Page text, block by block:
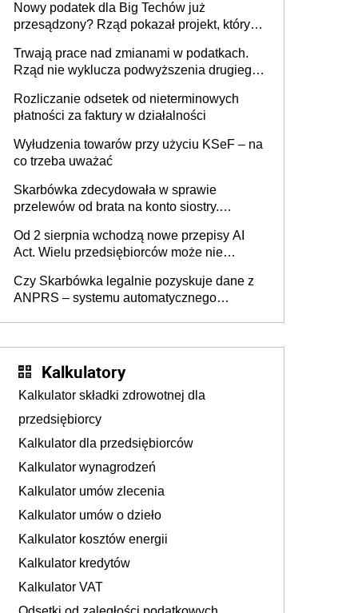
Nowy podatek dla Big Techów już
przesądzony? Rząd pokazał projekt, który
Trwają prace nad zmianami w podatkach.
Rząd nie wyklucza podwyższenia drugiego
Rozliczanie odsetek od nieterminowych
płatności za faktury w działalności
Wyłudzenia towarów przy użyciu KSeF – na
co trzeba uważać
Skarbówka zdecydowała w sprawie
przelewów od brata na konto siostry.
darowizna, ale podatku jednak nie będzie
Od 2 sierpnia wchodzą nowe przepisy AI
Act. Wielu przedsiębiorców może nie
Czy Skarbówka legalnie pozyskuje dane z
ANPRS – systemu automatycznego
Kalkulatory
Kalkulator składki zdrowotnej dla
przedsiębiorcy
Kalkulator dla przedsiębiorców
Kalkulator wynagrodzeń
Kalkulator umów zlecenia
Kalkulator umów o dzieło
Kalkulator kosztów energii
Kalkulator kredytów
Kalkulator VAT